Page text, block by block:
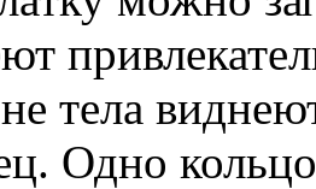
тела
Одно